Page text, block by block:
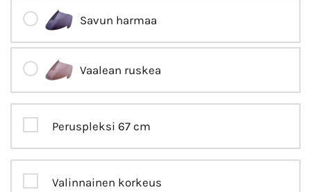
Savun harmaa
Vaalean ruskea
Peruspleksi 67 cm
Valinnainen korkeus